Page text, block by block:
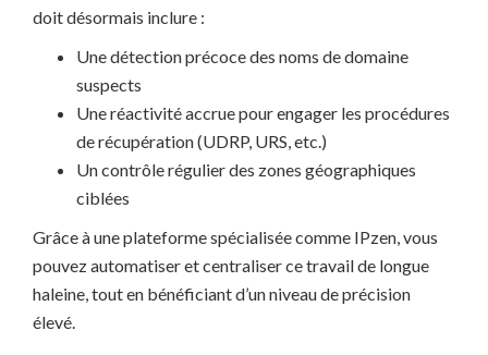
doit désormais inclure :
Une détection précoce des noms de domaine
suspects
Une réactivité accrue pour engager les procédures
de récupération (UDRP, URS, etc.)
Un contrôle régulier des zones géographiques
ciblées
Grâce à une plateforme spécialisée comme IPzen, vous
pouvez automatiser et centraliser ce travail de longue
haleine, tout en bénéficiant d’un niveau de précision
élevé.